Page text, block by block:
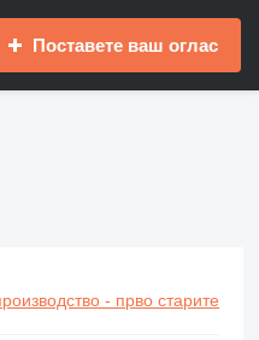
Поставете ваш оглас
- прво старите